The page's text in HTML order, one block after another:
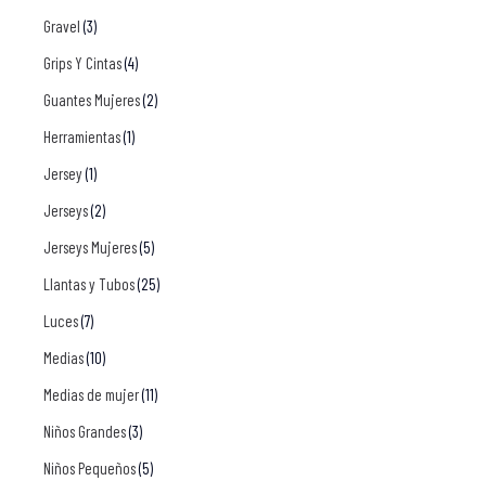
Gravel (3)
Grips Y Cintas(4)
Guantes Mujeres(2)
Herramientas(1)
Jersey(1)
Jerseys(2)
Jerseys Mujeres(5)
Llantas y Tubos(25)
Luces(7)
Medias(10)
Medias de mujer(11)
Niños Grandes(3)
Niños Pequeños(5)